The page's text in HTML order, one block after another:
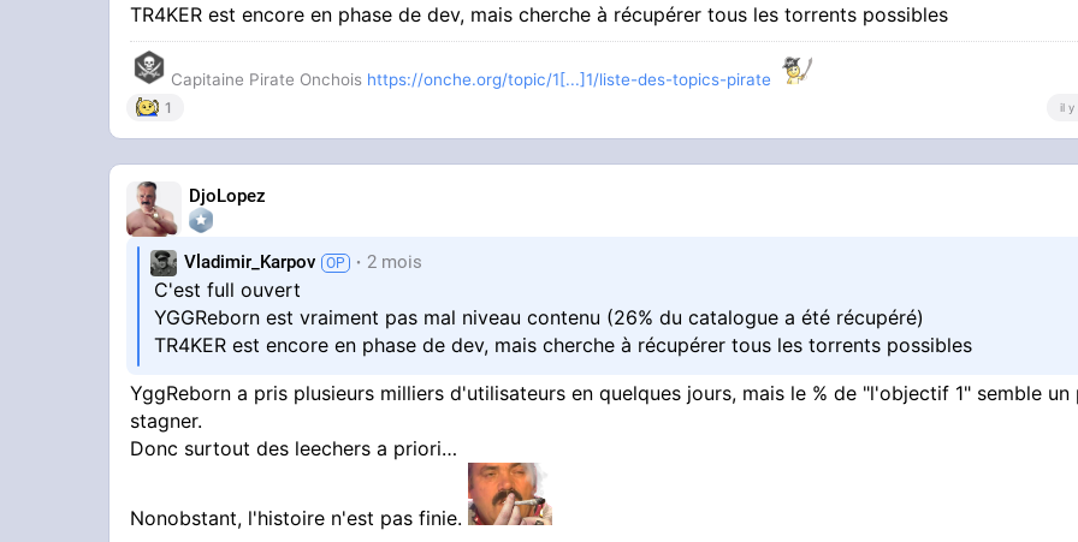
TR4KER est encore en phase de dev, mais cherche à récupérer tous les torrents possibles
Capitaine Pirate Onchois https://onche.org/topic/1[...]1/liste-des-topics-pirate
1 il y
DjoLopez
Vladimir_Karpov 2 mois
C'est full ouvert
YGGReborn est vraiment pas mal niveau contenu (26% du catalogue a été récupéré)
TR4KER est encore en phase de dev, mais cherche à récupérer tous les torrents possibles
YggReborn a pris plusieurs milliers d'utilisateurs en quelques jours, mais le % de "l'objectif 1" semble un
stagner.
Donc surtout des leechers a priori…
Nonobstant, l'histoire n'est pas finie.